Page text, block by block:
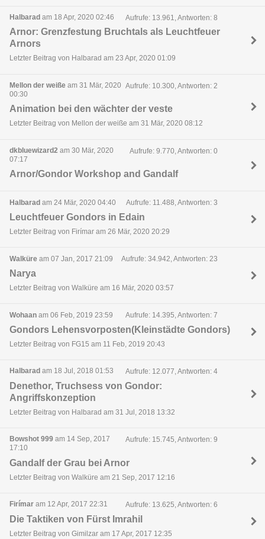
Halbarad am 18 Apr, 2020 02:46 Aufrufe: 13.961, Antworten: 8
Arnor: Grenzfestung Bruchtals als Leuchtfeuer
Arnors
Letzter Beitrag von Halbarad am 23 Apr, 2020 01:09
Mellon der weiße am 31 Mär, 2020
00:30
Aufrufe: 10.300, Antworten: 2
Animation bei den wächter der veste
Letzter Beitrag von Mellon der weiße am 31 Mär, 2020 08:12
dkbluewizard2 am 30 Mär, 2020
07:17
Aufrufe: 9.770, Antworten: 0
Arnor/Gondor Workshop and Gandalf
Halbarad am 24 Mär, 2020 04:40 Aufrufe: 11.488, Antworten: 3
Leuchtfeuer Gondors in Edain
Letzter Beitrag von Firímar am 26 Mär, 2020 20:29
Walküre am 07 Jan, 2017 21:09 Aufrufe: 34.942, Antworten: 23
Narya
Letzter Beitrag von Walküre am 16 Mär, 2020 03:57
Wohaan am 06 Feb, 2019 23:59 Aufrufe: 14.395, Antworten: 7
Gondors Lehensvorposten(Kleinstädte Gondors)
Letzter Beitrag von FG15 am 11 Feb, 2019 20:43
Halbarad am 18 Jul, 2018 01:53 Aufrufe: 12.077, Antworten: 4
Denethor, Truchsess von Gondor:
Angriffskonzeption
Letzter Beitrag von Halbarad am 31 Jul, 2018 13:32
Bowshot 999 am 14 Sep, 2017
17:10
Aufrufe: 15.745, Antworten: 9
Gandalf der Grau bei Arnor
Letzter Beitrag von Walküre am 21 Sep, 2017 12:16
Firímar am 12 Apr, 2017 22:31 Aufrufe: 13.625, Antworten: 6
Die Taktiken von Fürst Imrahil
Letzter Beitrag von Gimilzar am 17 Apr, 2017 12:35